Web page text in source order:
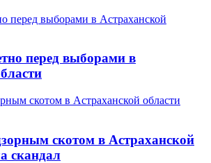
перед выборами в
скотом в Астраханской
скандал